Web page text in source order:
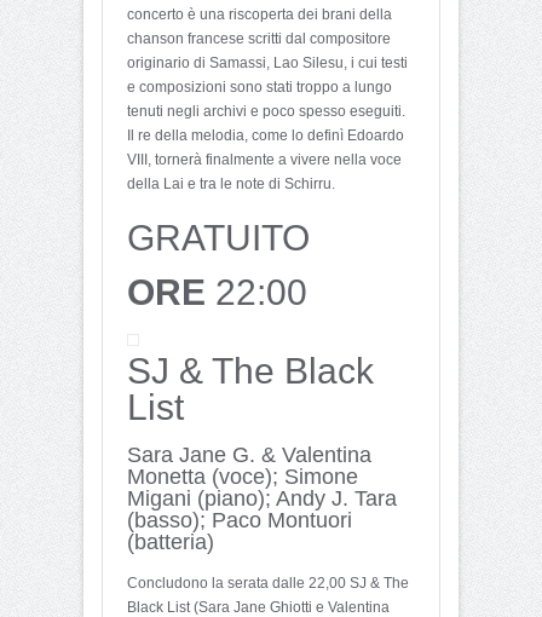
concerto è una riscoperta dei brani della
chanson francese scritti dal compositore
originario di Samassi, Lao Silesu, i cui testi
e composizioni sono stati troppo a lungo
tenuti negli archivi e poco spesso eseguiti.
Il re della melodia, come lo definì Edoardo
VIII, tornerà finalmente a vivere nella voce
della Lai e tra le note di Schirru.
GRATUITO
ORE 22:00
SJ & The Black
List
Sara Jane G. & Valentina
Monetta (voce); Simone
Migani (piano); Andy J. Tara
(basso); Paco Montuori
(batteria)
Concludono la serata dalle 22,00 SJ & The
Black List (Sara Jane Ghiotti e Valentina